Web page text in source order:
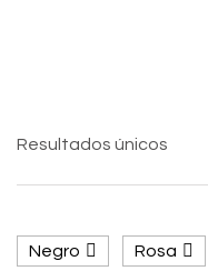
Resultados únicos
Negro Rosa